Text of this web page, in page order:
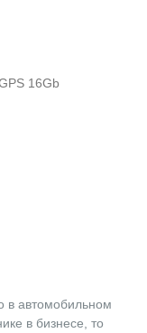
16Gb
в автомобильном
в бизнесе, то